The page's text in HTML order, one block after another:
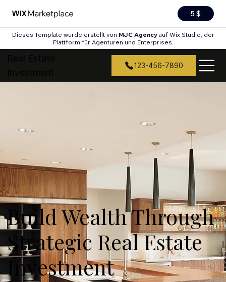
5 $
Dieses Template wurde erstellt von MJC Agencyauf Wix Studio, der
Plattform für Agenturen und Enterprises.